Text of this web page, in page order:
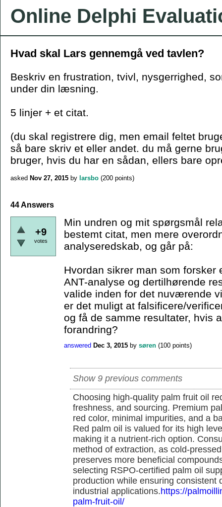
Online Delphi
Hvad skal Lars gennemgå ved tavlen?
Beskriv en frustration, tvivl, nysgerrighed,
under din læsning.
5 linjer + et citat.
(du skal registrere dig, men email feltet
så bare skriv et eller andet. du må gerne
bruger, hvis du har en sådan, ellers bare
asked Nov 27, 2015 by larsbo (200 points)
44 Answers
+9
votes
Min undren og mit spørgsmål
bestemt citat, men mere
analyseredskab, og går på:
Hvordan sikrer man som forsker
ANT-analyse og dertilhørende
valide inden for det nuværende
er det muligt at falsificere/
og få de samme resultater, hvis
forandring?
answered Dec 3, 2015 by søren (100 points)
Show 9 previous comments
Choosing high-quality palm fruit oil
freshness, and sourcing. Premium
red color, minimal impurities, and a
Red palm oil is valued for its high
making it a nutrient-rich option.
method of extraction, as cold-
preserves more beneficial
selecting RSPO-certified palm oil
production while ensuring consistent
industrial applications.https://
palm-fruit-oil/